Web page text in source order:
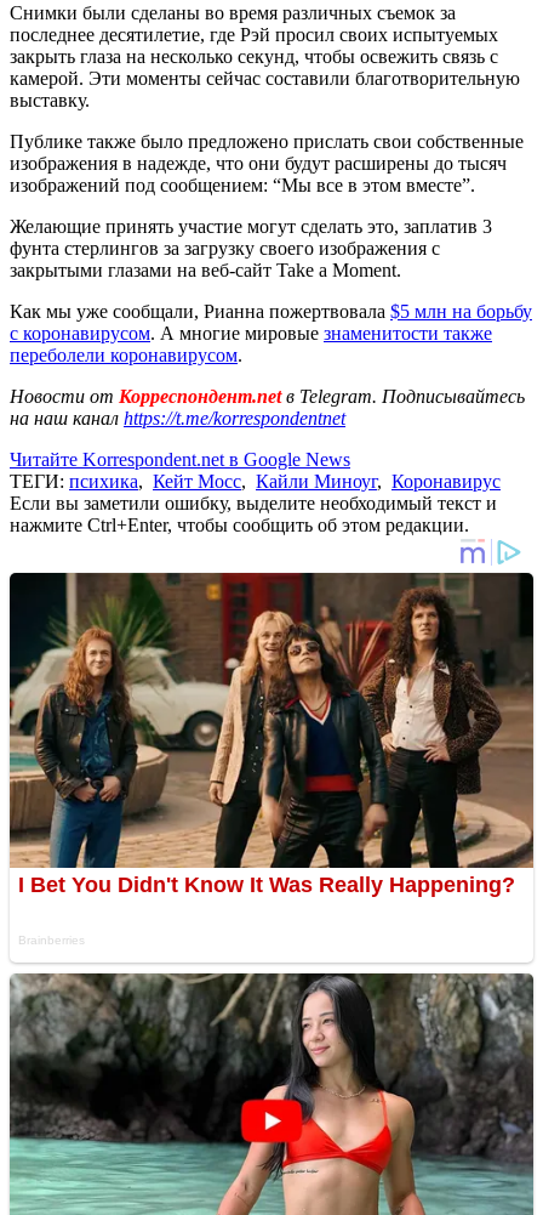
Снимки были сделаны во время различных съемок за
последнее десятилетие, где Рэй просил своих испытуемых
закрыть глаза на несколько секунд, чтобы освежить связь с
камерой. Эти моменты сейчас составили благотворительную
выставку.
Публике также было предложено прислать свои собственные
изображения в надежде, что они будут расширены до тысяч
изображений под сообщением: “Мы все в этом вместе”.
Желающие принять участие могут сделать это, заплатив 3
фунта стерлингов за загрузку своего изображения с
закрытыми глазами на веб-сайт Take a Moment.
Как мы уже сообщали, Рианна пожертвовала $5 млн на борьбу
с коронавирусом. А многие мировые знаменитости также
переболели коронавирусом.
Новости от Корреспондент.netв Telegram. Подписывайтесь
на наш канал https://t.me/korrespondentnet
Читайте Korrespondent.net в Google News
ТЕГИ: психика, Кейт Мосс, Кайли Миноуг, Коронавирус
Если вы заметили ошибку, выделите необходимый текст и
нажмите Ctrl+Enter, чтобы сообщить об этом редакции.